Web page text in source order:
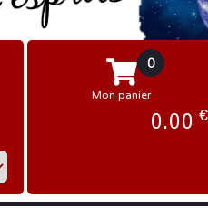
Translate
0
Mon panier
0.00 €